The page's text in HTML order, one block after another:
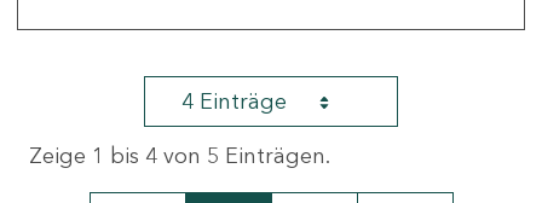
4 Einträge
Zeige 1 bis 4 von 5 Einträgen.